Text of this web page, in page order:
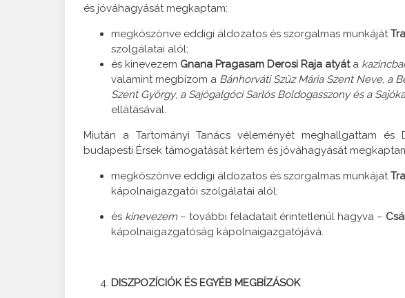
és jóváhagyását megkaptam:
megköszönve eddigi áldozatos és szorgalmas munkáját
szolgálatai alól;
és kinevezem Gnana Pragasam Derosi Raja atyáta
valamint megbízom a Bánhorváti Szűz Mária Szent Neve, a
Szent György, a Sajógalgóci Sarlós Boldogasszony és a
ellátásával.
Miután a Tartományi Tanács véleményét meghallgattam és
budapesti Érsek támogatását kértem és jóváhagyását
megköszönve eddigi áldozatos és szorgalmas munkáját
kápolnaigazgatói szolgálatai alól;
és kinevezem– további feladatait érintetlenül hagyva –
kápolnaigazgatóság kápolnaigazgatójává.
DISZPOZÍCIÓK ÉS EGYÉB MEGBÍZÁSOK